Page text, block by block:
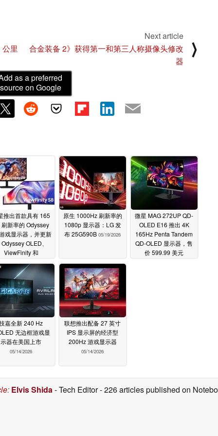
里
Next article
合金装备 2》获得第一和第三人称摄像头修改
器
⟩
as a preferred
source on Google
推出首款具有 165
刷新率的 Odyssey
戏显示器，并更新
OLED、
ViewFinity 和
品。05/20/2026
原生 1000Hz 刷新率的
1080p 显示器：LG 发
布 25G590B 05/19/2026
微星 MAG 272UP QD-
OLED E16 推出 4K
165Hz Penta Tandem
QD-OLED 显示器，售
价 599.99 美元
嘉全新 240 Hz
无边框游戏显
示器在美国上市
05/14/2026
联想推出配备 27 英寸
IPS 显示屏的经济型
200Hz 游戏显示器
05/14/2026
: Elvis Shida- Tech Editor- 226 articles published on